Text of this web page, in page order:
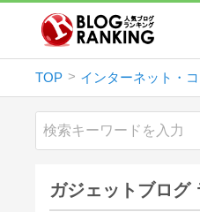
TOP インターネット・
ガジェットブログ